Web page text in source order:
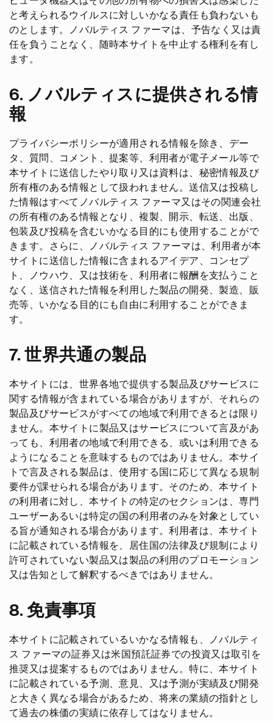
と考えられるウイルスに対しいかなる責任も負わないも
のとします。ノバルティス ファーマは、予告なく又は責
任を負うことなく、随時本サイトを中止する権利を有し
ます。
6. ノバルティスに提供される情
報
プライバシーポリシーが適用される情報を除き、デー
タ、質問、コメント、提案等、利用者が電子メール等で
本サイトに送信したやり取り又は資料は、秘密情報及び
所有権のある情報として扱われません。送信又は投稿し
た情報はすべてノバルティス ファーマ又はその関連会社
の所有権のある情報となり、複製、開示、転送、出版、
包装及び投稿を含むいかなる目的にも使用することがで
きます。さらに、ノバルティス ファーマは、利用者が本
サイトに送信した情報に含まれるアイデア、コンセプ
ト、ノウハウ、又は技術を、利用者に報酬を支払うこと
なく、送信された情報を利用した製品の開発、製造、販
売等、いかなる目的にも自由に利用することができま
す。
7. 世界共通の製品
本サイトには、世界各地で提供する製品及びサービスに
関する情報が含まれている場合がありますが、それらの
製品及びサービスがすべての地域で利用できるとは限り
ません。本サイトに製品又はサービスについて言及があ
っても、利用者の地域で利用できる、或いは利用できる
ようになることを意味するものではありません。本サイ
トで言及される製品は、使用する国に応じて異なる規制
要件が課せられる場合があります。そのため、本サイト
の利用者に対し、本サイトの特定のセクションは、専門
ユーザーあるいは特定の国の利用者のみを対象としてい
る旨が通知される場合があります。利用者は、本サイト
に記載されている情報を、居住国の法律及び規制により
許可されていない製品又は製品の利用のプロモーション
又は告知として解釈するべきではありません。
8. 免責事項
本サイトに記載されているいかなる情報も、ノバルティ
ス ファーマの証券又は米国預託証券での投資又は取引を
推奨又は提案するものではありません。特に、本サイト
に記載されている予測、意見、又は予測が実績及び開発
と大きく異なる場合があるため、将来の業績の指針とし
て過去の株価の実績に依存してはなりません。